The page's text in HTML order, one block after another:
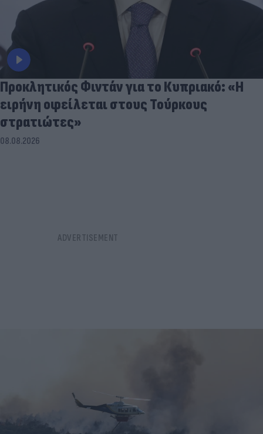
Προκλητικός Φιντάν για το Κυπριακό: «Η
ειρήνη οφείλεται στους Τούρκους
στρατιώτες»
08.08.2026